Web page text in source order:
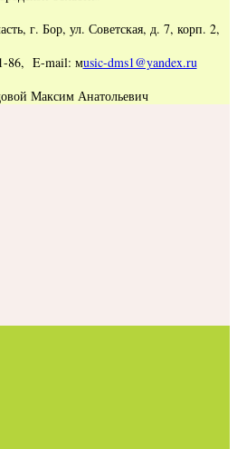
г. Бор, ул. Советская, д. 7, корп. 2,
86, E-mail: мusic-dms1@yandex.ru
Максим Анатольевич